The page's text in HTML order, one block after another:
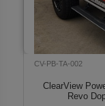
CV-PB-TA-002
ClearView
Revo